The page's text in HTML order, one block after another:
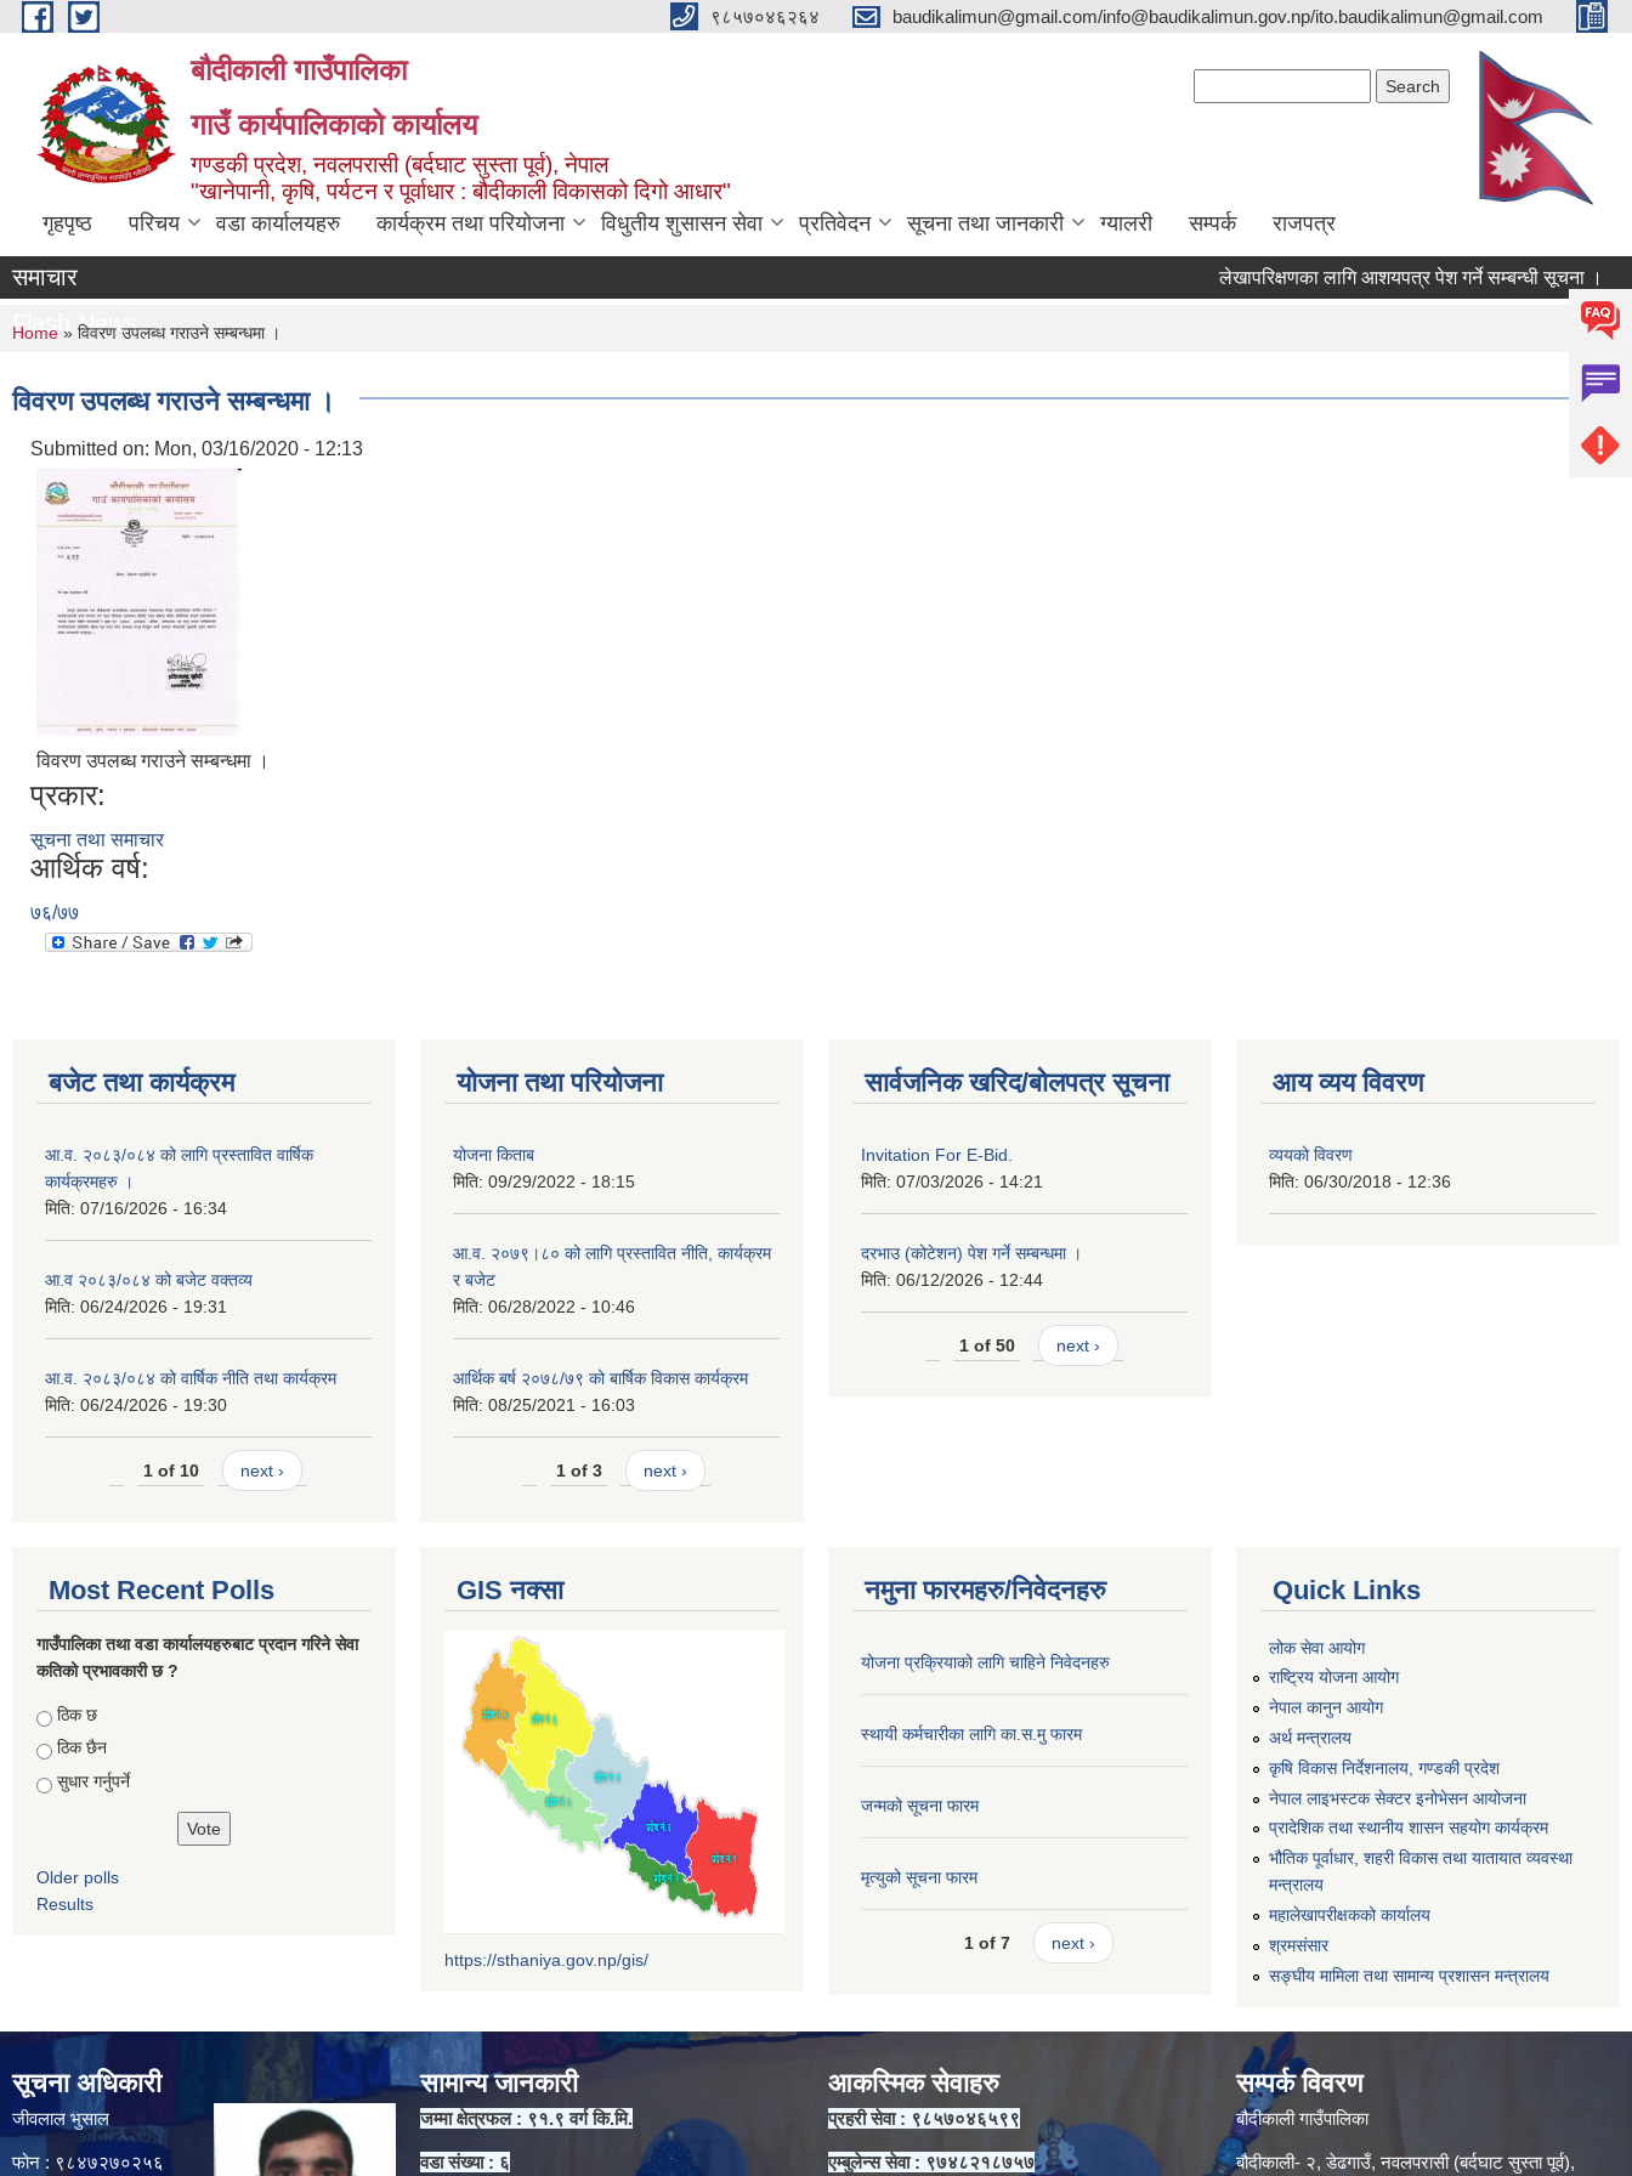
Skip to main content ९८५७०४६२६४ baudikalimun@gmail.com/info@baudikalimun.gov.np/ito.baudikalimun@gmail.com
बौदीकाली गाउँपालिका
गाउँ कार्यपालिकाको कार्यालय
गण्डकी प्रदेश, नवलपरासी (बर्दघाट सुस्ता पूर्व), नेपाल
"खानेपानी, कृषि, पर्यटन र पूर्वाधार : बौदीकाली विकासको दिगो आधार"
गृहपृष्ठ परिचय वडा कार्यालयहरु कार्यक्रम तथा परियोजना विधुतीय शुसासन सेवा प्रतिवेदन सूचना तथा जानकारी ग्यालरी सम्पर्क राजपत्र
समाचार लेखापरिक्षणका लागि आशयपत्र पेश गर्ने सम्बन्धी सूचना ।
Flash News
You are here
Home » विवरण उपलब्ध गराउने सम्बन्धमा ।
विवरण उपलब्ध गराउने सम्बन्धमा ।
Submitted on: Mon, 03/16/2020 - 12:13
विवरण उपलब्ध गराउने सम्बन्धमा ।
प्रकार:
सूचना तथा समाचार
आर्थिक वर्ष:
७६/७७
बजेट तथा कार्यक्रम
आ.व. २०८३/०८४ को लागि प्रस्तावित वार्षिक
कार्यक्रमहरु ।
मिति: 07/16/2026 - 16:34
आ.व २०८३/०८४ को बजेट वक्तव्य
मिति: 06/24/2026 - 19:31
आ.व. २०८३/०८४ को वार्षिक नीति तथा कार्यक्रम
मिति: 06/24/2026 - 19:30
1 of 10 next ›
योजना तथा परियोजना
योजना किताब
मिति: 09/29/2022 - 18:15
आ.व. २०७९।८० को लागि प्रस्तावित नीति, कार्यक्रम
र बजेट
मिति: 06/28/2022 - 10:46
आर्थिक बर्ष २०७८/७९ को बार्षिक विकास कार्यक्रम
मिति: 08/25/2021 - 16:03
1 of 3 next ›
सार्वजनिक खरिद/बोलपत्र सूचना
Invitation For E-Bid.
मिति: 07/03/2026 - 14:21
दरभाउ (कोटेशन) पेश गर्ने सम्बन्धमा ।
मिति: 06/12/2026 - 12:44
1 of 50 next ›
आय व्यय विवरण
व्ययको विवरण
मिति: 06/30/2018 - 12:36
Most Recent Polls
गाउँपालिका तथा वडा कार्यालयहरुबाट प्रदान गरिने सेवा
कतिको प्रभावकारी छ ?
Choices
ठिक छ
ठिक छैन
सुधार गर्नुपर्ने
Older polls
Results
GIS नक्सा
https://sthaniya.gov.np/gis/
नमुना फारमहरु/निवेदनहरु
योजना प्रक्रियाको लागि चाहिने निवेदनहरु
स्थायी कर्मचारीका लागि का.स.मु फारम
जन्मको सूचना फारम
मृत्युको सूचना फारम
1 of 7 next ›
Quick Links
लोक सेवा आयोग
राष्ट्रिय योजना आयोग
नेपाल कानुन आयोग
अर्थ मन्त्रालय
कृषि विकास निर्देशनालय, गण्डकी प्रदेश
नेपाल लाइभस्टक सेक्टर इनोभेसन आयोजना
प्रादेशिक तथा स्थानीय शासन सहयोग कार्यक्रम
भौतिक पूर्वाधार, शहरी विकास तथा यातायात व्यवस्था
मन्त्रालय
महालेखापरीक्षकको कार्यालय
श्रमसंसार
सङ्घीय मामिला तथा सामान्य प्रशासन मन्त्रालय
सूचना अधिकारी
जीवलाल भुसाल
फोन : ९८४७२७०२५६
सामान्य जानकारी
जम्मा क्षेत्रफल : ९१.९ वर्ग कि.मि.
वडा संख्या : ६
आकस्मिक सेवाहरु
प्रहरी सेवा : ९८५७०४६५९९
एम्बुलेन्स सेवा : ९७४८२१८७५७
सम्पर्क विवरण
बौदीकाली गाउँपालिका
बौदीकाली- २, डेढगाउँ, नवलपरासी (बर्दघाट सुस्ता पूर्व),